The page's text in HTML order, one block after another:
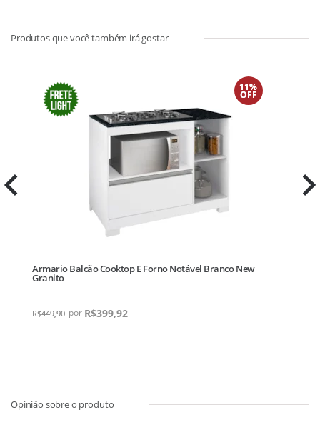
11%
OFF
Armario Balcão Cooktop E Forno Notável Branco New
Granito
R$449,90 R$399,92